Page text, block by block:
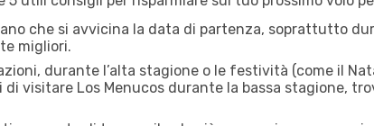
che si avvicina la data di partenza, soprattutto
migliori.
durante l’alta stagione o le festività (come il
visitare Los Menucos durante la bassa stagione,